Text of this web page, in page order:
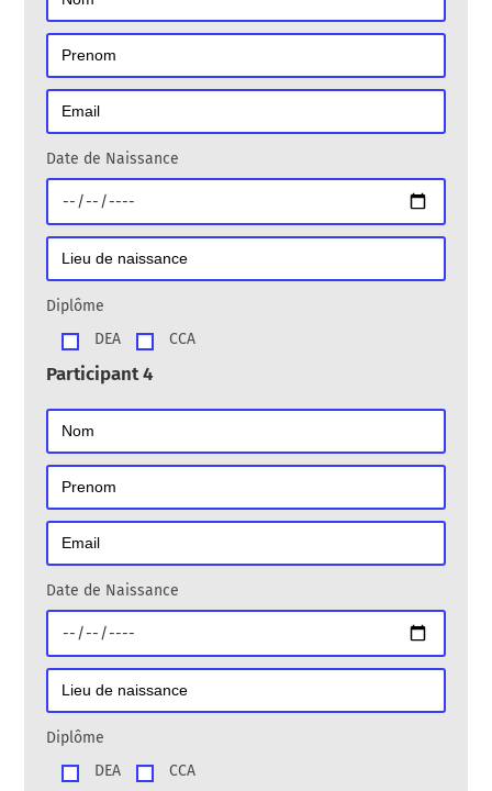
Date de Naissance
Diplôme
DEA
CCA
Participant 4
Date de Naissance
Diplôme
DEA
CCA